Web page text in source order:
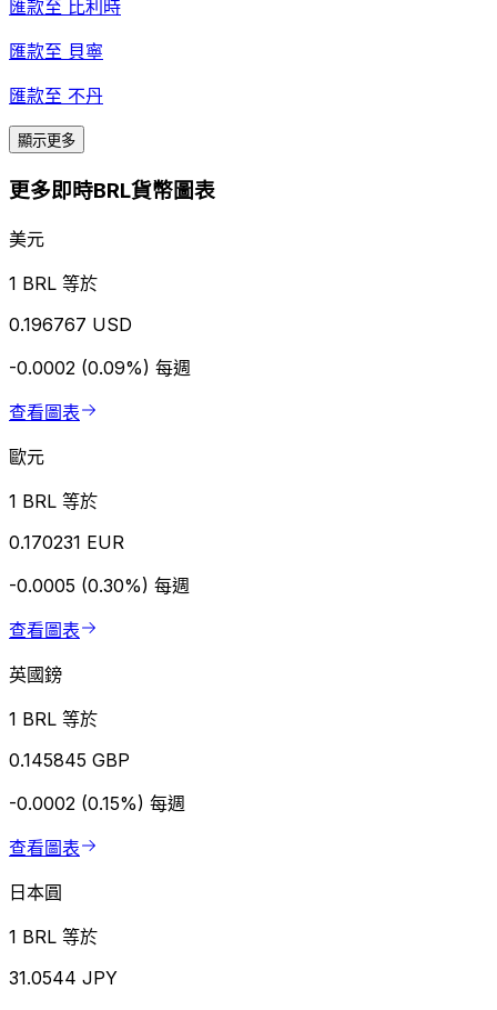
匯款至 比利時
匯款至 貝寧
匯款至 不丹
顯示更多
更多即時BRL貨幣圖表
美元
1 BRL 等於
0.196767 USD
-0.0002 (0.09%) 每週
查看圖表
歐元
1 BRL 等於
0.170231 EUR
-0.0005 (0.30%) 每週
查看圖表
英國鎊
1 BRL 等於
0.145845 GBP
-0.0002 (0.15%) 每週
查看圖表
日本圓
1 BRL 等於
31.0544 JPY